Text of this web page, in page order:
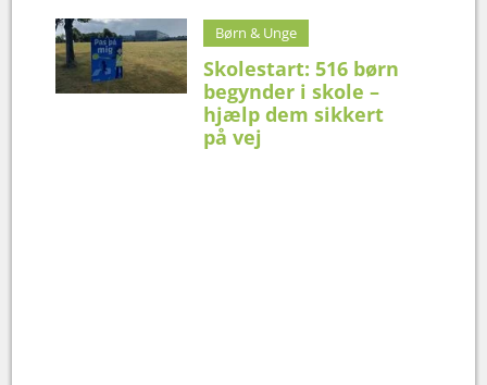
Børn & Unge
Skolestart: 516 børn
begynder i skole –
hjælp dem sikkert
på vej